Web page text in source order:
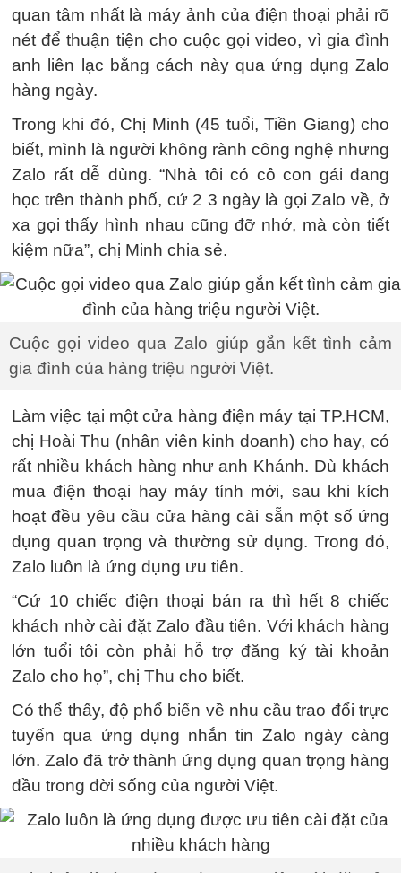
quan tâm nhất là máy ảnh của điện thoại phải rõ
nét để thuận tiện cho cuộc gọi video, vì gia đình
anh liên lạc bằng cách này qua ứng dụng Zalo
hàng ngày.
Trong khi đó, Chị Minh (45 tuổi, Tiền Giang) cho
biết, mình là người không rành công nghệ nhưng
Zalo rất dễ dùng. “Nhà tôi có cô con gái đang
học trên thành phố, cứ 2 3 ngày là gọi Zalo về, ở
xa gọi thấy hình nhau cũng đỡ nhớ, mà còn tiết
kiệm nữa”, chị Minh chia sẻ.
Cuộc gọi video qua Zalo giúp gắn kết tình cảm
gia đình của hàng triệu người Việt.
Làm việc tại một cửa hàng điện máy tại TP.HCM,
chị Hoài Thu (nhân viên kinh doanh) cho hay, có
rất nhiều khách hàng như anh Khánh. Dù khách
mua điện thoại hay máy tính mới, sau khi kích
hoạt đều yêu cầu cửa hàng cài sẵn một số ứng
dụng quan trọng và thường sử dụng. Trong đó,
Zalo luôn là ứng dụng ưu tiên.
“Cứ 10 chiếc điện thoại bán ra thì hết 8 chiếc
khách nhờ cài đặt Zalo đầu tiên. Với khách hàng
lớn tuổi tôi còn phải hỗ trợ đăng ký tài khoản
Zalo cho họ”, chị Thu cho biết.
Có thể thấy, độ phổ biến về nhu cầu trao đổi trực
tuyến qua ứng dụng nhắn tin Zalo ngày càng
lớn. Zalo đã trở thành ứng dụng quan trọng hàng
đầu trong đời sống của người Việt.